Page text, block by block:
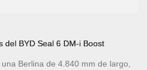
del BYD Seal 6 DM-i Boost
una Berlina de 4.840 mm de largo,